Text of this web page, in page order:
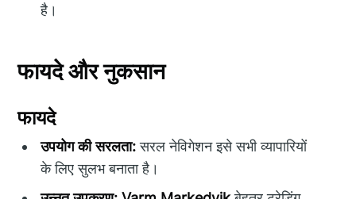
है।
फायदे और नुकसान
फायदे
उपयोग की सरलता:सरल नेविगेशन इसे सभी व्यापारियों
के लिए सुलभ बनाता है।